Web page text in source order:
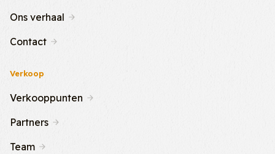
Ons verhaal
Contact
Verkoop
Verkooppunten
Partners
Team